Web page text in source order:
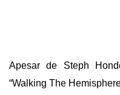
Apesar de Steph
“Walking The